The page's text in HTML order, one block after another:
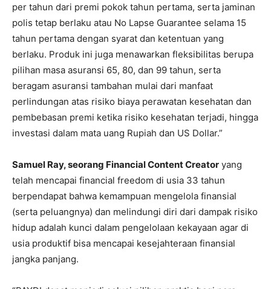
per tahun dari premi pokok tahun pertama, serta jaminan
polis tetap berlaku atau No Lapse Guarantee selama 15
tahun pertama dengan syarat dan ketentuan yang
berlaku. Produk ini juga menawarkan fleksibilitas berupa
pilihan masa asuransi 65, 80, dan 99 tahun, serta
beragam asuransi tambahan mulai dari manfaat
perlindungan atas risiko biaya perawatan kesehatan dan
pembebasan premi ketika risiko kesehatan terjadi, hingga
investasi dalam mata uang Rupiah dan US Dollar.”
Samuel Ray, seorang Financial Content Creator yang
telah mencapai financial freedom di usia 33 tahun
berpendapat bahwa kemampuan mengelola finansial
(serta peluangnya) dan melindungi diri dari dampak risiko
hidup adalah kunci dalam pengelolaan kekayaan agar di
usia produktif bisa mencapai kesejahteraan finansial
jangka panjang.